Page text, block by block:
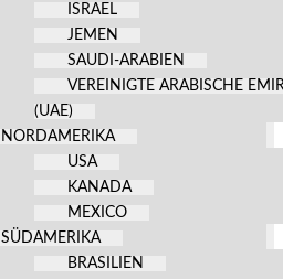
ISRAEL
JEMEN
SAUDI-ARABIEN
VEREINIGTE ARABISCHE
(UAE)
NORDAMERIKA
USA
KANADA
MEXICO
SÜDAMERIKA
BRASILIEN